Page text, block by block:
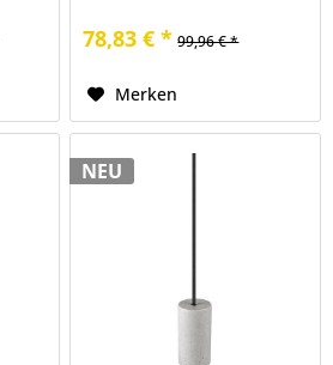
78,83 € * 99,96 € *
Merken
NEU